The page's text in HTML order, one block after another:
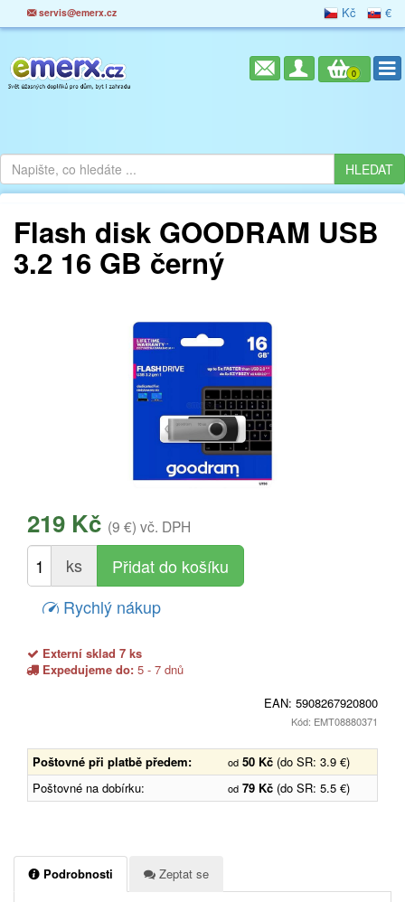
servis@emerx.cz Kč €
0
Flash disk GOODRAM USB
3.2 16 GB černý
219 Kč (9 €) vč. DPH
ks
Rychlý nákup
Externí sklad 7 ks
Expedujeme do: 5 - 7 dnů
EAN: 5908267920800
Kód: EMT08880371
Poštovné při platbě předem: od 50 Kč (do SR: 3.9 €)
Poštovné na dobírku:
od 79 Kč (do SR: 5.5 €)
Podrobnosti Zeptat se